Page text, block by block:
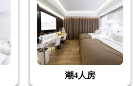
潮4人房